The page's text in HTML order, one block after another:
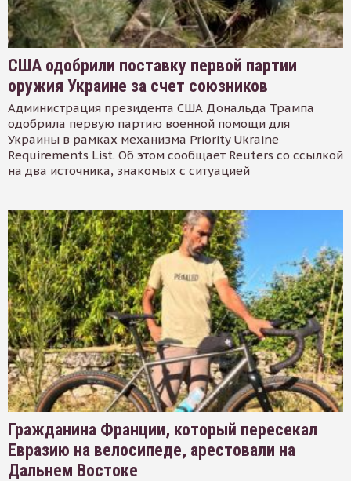
США одобрили поставку первой партии
оружия Украине за счет союзников
Администрация президента США Дональда Трампа
одобрила первую партию военной помощи для
Украины в рамках механизма Priority Ukraine
Requirements List. Об этом сообщает Reuters со ссылкой
на два источника, знакомых с ситуацией
Гражданина Франции, который пересекал
Евразию на велосипеде, арестовали на
Дальнем Востоке